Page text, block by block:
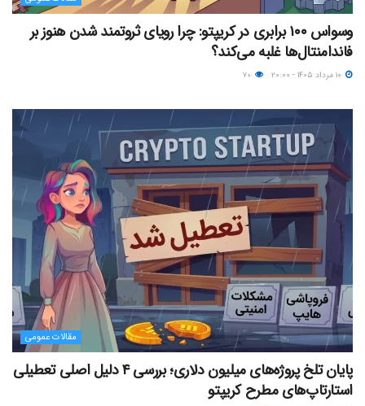
وسواس ۱۰۰ برابری در کریپتو: چرا رویای ثروتمند شدن هنوز بر
فاندامنتال‌ها غلبه می‌کند؟
مقالات عمومی
پایان تلخ پروژه‌های میلیون دلاری؛ بررسی ۴ دلیل اصلی تعطیلی
استارتاپ‌های مطرح کریپتو